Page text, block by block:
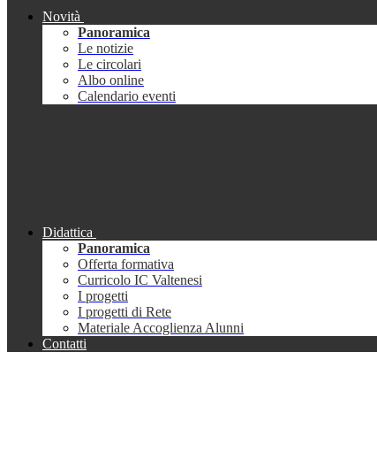
Novità
Panoramica
Le notizie
Le circolari
Albo online
Calendario eventi
Didattica
Panoramica
Offerta formativa
Curricolo IC Valtenesi
I progetti
I progetti di Rete
Materiale Accoglienza Alunni
Contatti